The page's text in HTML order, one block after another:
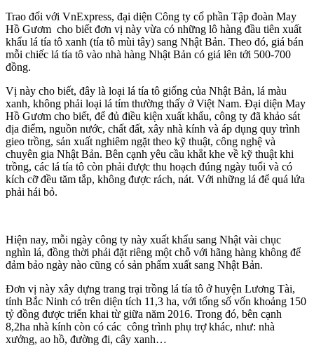
Trao đổi với VnExpress, đại diện Công ty cổ phần Tập đoàn May
Hồ Gươm cho biết đơn vị này vừa có những lô hàng đầu tiên xuất
khẩu lá tía tô xanh (tía tô mùi tây) sang Nhật Bản. Theo đó, giá bán
mỗi chiếc lá tía tô vào nhà hàng Nhật Bản có giá lên tới 500-700
đồng.
Vị này cho biết, đây là loại lá tía tô giống của Nhật Bản, lá màu
xanh, không phải loại lá tím thường thấy ở Việt Nam. Đại diện May
Hồ Gươm cho biết, để đủ điều kiện xuất khẩu, công ty đã khảo sát
địa điểm, nguồn nước, chất đất, xây nhà kính và áp dụng quy trình
gieo trồng, sản xuất nghiêm ngặt theo kỹ thuật, công nghệ và
chuyên gia Nhật Bản. Bên cạnh yêu cầu khắt khe về kỹ thuật khi
trồng, các lá tía tô còn phải được thu hoạch đúng ngày tuổi và có
kích cỡ đều tăm tắp, không được rách, nát. Với những lá để quá lứa
phải hái bỏ.
Hiện nay, mỗi ngày công ty này xuất khẩu sang Nhật vài chục
nghìn lá, đồng thời phải đặt riêng một chỗ với hãng hàng không để
đảm bảo ngày nào cũng có sản phẩm xuất sang Nhật Bản.
Đơn vị này xây dựng trang trại trồng lá tía tô ở huyện Lương Tài,
tỉnh Bắc Ninh có trên diện tích 11,3 ha, với tổng số vốn khoảng 150
tỷ đồng được triển khai từ giữa năm 2016. Trong đó, bên cạnh
8,2ha nhà kính còn có các công trình phụ trợ khác, như: nhà
xưởng, ao hồ, đường đi, cây xanh…